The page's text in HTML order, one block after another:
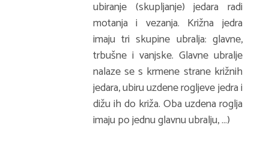
ubiranje (skupljanje) jedara radi
motanja i vezanja. Križna jedra
imaju tri skupine ubralja: glavne,
trbušne i vanjske. Glavne ubralje
nalaze se s krmene strane križnih
jedara, ubiru uzdene rogljeve jedra i
dižu ih do križa. Oba uzdena roglja
imaju po jednu glavnu ubralju, …)